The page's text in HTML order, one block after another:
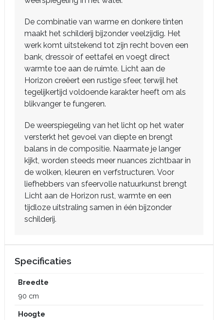
De combinatie van warme en donkere tinten
maakt het schilderij bijzonder veelzijdig. Het
werk komt uitstekend tot zijn recht boven een
bank, dressoir of eettafel en voegt direct
warmte toe aan de ruimte. Licht aan de
Horizon creëert een rustige sfeer, terwijl het
tegelijkertijd voldoende karakter heeft om als
blikvanger te fungeren.
De weerspiegeling van het licht op het water
versterkt het gevoel van diepte en brengt
balans in de compositie. Naarmate je langer
kijkt, worden steeds meer nuances zichtbaar in
de wolken, kleuren en verfstructuren. Voor
liefhebbers van sfeervolle natuurkunst brengt
Licht aan de Horizon rust, warmte en een
tijdloze uitstraling samen in één bijzonder
schilderij.
Specificaties
Breedte
90 cm
Hoogte